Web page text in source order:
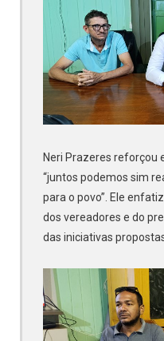
Neri Prazeres reforçou
“juntos podemos sim
para o povo”. Ele
dos vereadores e do
das iniciativas